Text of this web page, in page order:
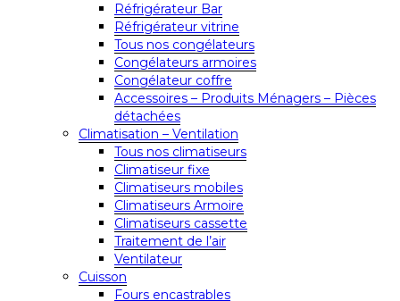
Réfrigérateur Bar
Réfrigérateur vitrine
Tous nos congélateurs
Congélateurs armoires
Congélateur coffre
Accessoires – Produits Ménagers – Pièces
détachées
Climatisation – Ventilation
Tous nos climatiseurs
Climatiseur fixe
Climatiseurs mobiles
Climatiseurs Armoire
Climatiseurs cassette
Traitement de l’air
Ventilateur
Cuisson
Fours encastrables